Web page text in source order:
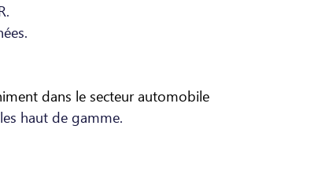
dans le secteur automobile
haut de gamme.